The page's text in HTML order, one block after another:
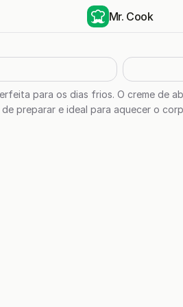
para os dias frios. O creme de
preparar e ideal para aquecer o
Mr. Cook